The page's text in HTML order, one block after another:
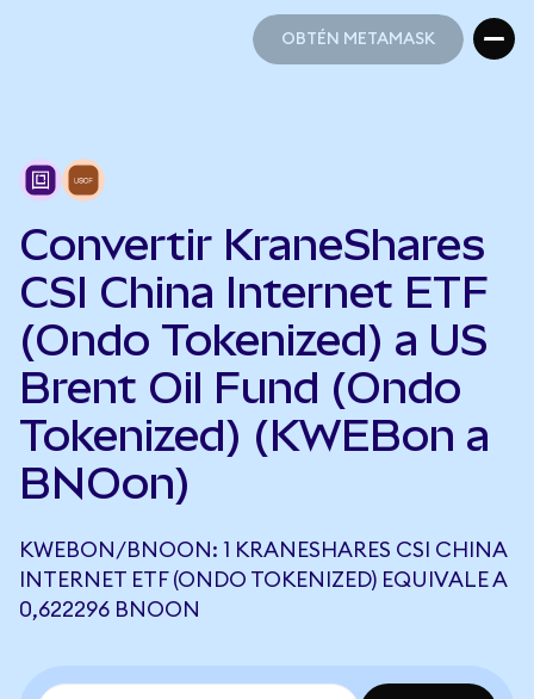
OBTÉN METAMASK
Convertir KraneShares
CSI China Internet ETF
(Ondo Tokenized) a US
Brent Oil Fund (Ondo
Tokenized) (KWEBon a
BNOon)
KWEBON/BNOON: 1 KRANESHARES CSI CHINA
INTERNET ETF (ONDO TOKENIZED) EQUIVALE A
0,622296 BNOON